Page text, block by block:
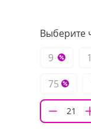
Выберите
9
75